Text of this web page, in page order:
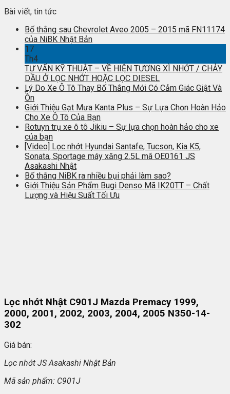
Bài viết, tin tức
Bố thắng sau Chevrolet Aveo 2005 – 2015 mã FN11174
của NiBK Nhật Bản
17
Th4
TƯ VẤN KỸ THUẬT – VỀ HIỆN TƯỢNG XÌ NHỚT / CHẢY
DẦU Ở LỌC NHỚT HOẶC LỌC DIESEL
Lý Do Xe Ô Tô Thay Bố Thắng Mới Có Cảm Giác Giật Và
Ồn
Giới Thiệu Gạt Mưa Kanta Plus – Sự Lựa Chọn Hoàn Hảo
Cho Xe Ô Tô Của Bạn
Rotuyn trụ xe ô tô Jikiu – Sự lựa chọn hoàn hảo cho xe
của bạn
[Video] Lọc nhớt Hyundai Santafe, Tucson, Kia K5,
Sonata, Sportage máy xăng 2.5L mã OE0161 JS
Asakashi Nhật
Bố thắng NiBK ra nhiều bụi phải làm sao?
Giới Thiệu Sản Phẩm Bugi Denso Mã IK20TT – Chất
Lượng và Hiệu Suất Tối Ưu
Lọc nhớt Nhật C901J Mazda Premacy 1999,
2000, 2001, 2002, 2003, 2004, 2005 N350-14-
302
Giá bán:
Lọc nhớt JS Asakashi Nhật Bản
Mã sản phẩm: C901J